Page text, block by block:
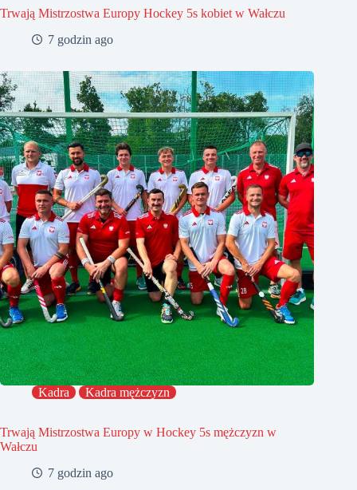
Trwają Mistrzostwa Europy Hockey 5s kobiet w Wałczu
7 godzin ago
Kadra Kadra mężczyzn
Trwają Mistrzostwa Europy w Hockey 5s mężczyzn w
Wałczu
7 godzin ago